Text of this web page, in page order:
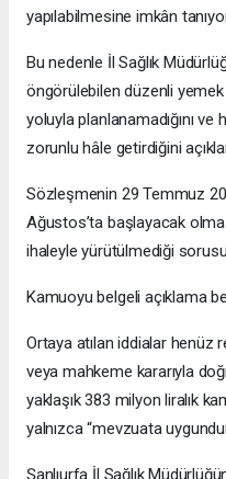
yapılabilmesine imkân
Bu nedenle İl Sağlık
öngörülebilen düzenli
yoluyla planlanamadığını ve
zorunlu hâle getirdiğini
Sözleşmenin 29 Temmuz
Ağustos’ta başlayacak
ihaleyle yürütülmediği
Kamuoyu belgeli açıklama
Ortaya atılan iddialar henüz
veya mahkeme kararıyla
yaklaşık 383 milyon liralık
yalnızca “mevzuata